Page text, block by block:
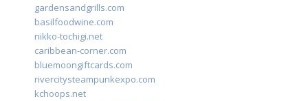
gardensandgrills.com
basilfoodwine.com
nikko-tochigi.net
caribbean-corner.com
bluemoongiftcards.com
rivercitysteampunkexpo.com
kchoops.net